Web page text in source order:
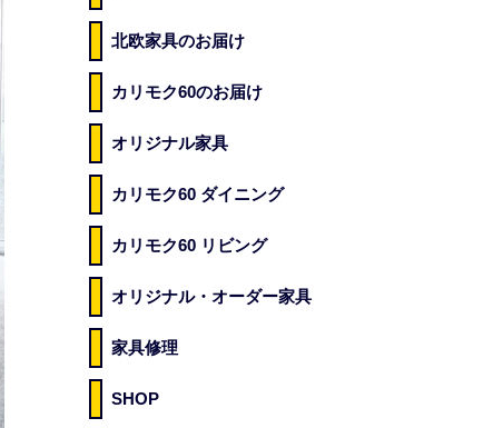
北欧家具のお届け
カリモク60のお届け
オリジナル家具
カリモク60 ダイニング
カリモク60 リビング
オリジナル・オーダー家具
家具修理
SHOP